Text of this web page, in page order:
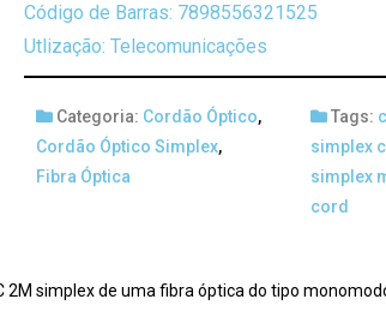
Código de Barras: 7898556321525
Utlização: Telecomunicações
Categoria: Cordão Óptico,
Cordão Óptico Simplex,
Fibra Óptica
Tags:
simplex
simplex
cord
2M simplex de uma fibra óptica do tipo